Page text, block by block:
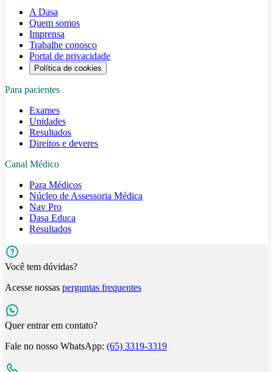
A Dasa
Quem somos
Imprensa
Trabalhe conosco
Portal de privacidade
Política de cookies
Para pacientes
Exames
Unidades
Resultados
Direitos e deveres
Canal Médico
Para Médicos
Núcleo de Assessoria Médica
Nav Pro
Dasa Educa
Resultados
Você tem dúvidas?
Acesse nossas perguntas frequentes
Quer entrar em contato?
Fale no nosso WhatsApp: (65) 3319-3319